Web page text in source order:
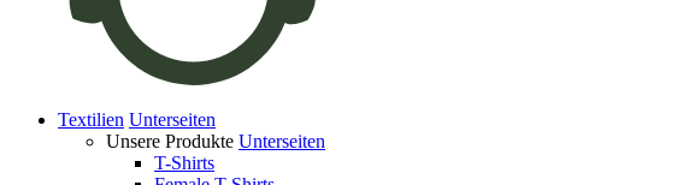
Textilien Unterseiten
Unsere Produkte Unterseiten
T-Shirts